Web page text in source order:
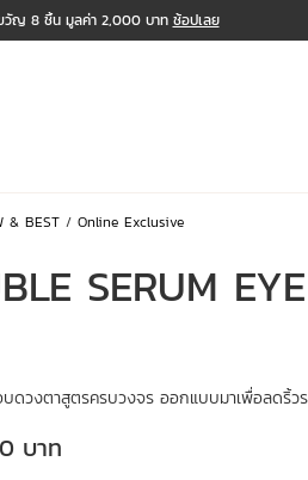
วัญ 8 ชิ้น มูลค่า 2,000 บาท ช้อปเลย
& BEST Online Exclusive
SERUM EYE
บดวงตาสูตรครบวงจร ออกแบบมาเพื่อลดริ้ว
บาท